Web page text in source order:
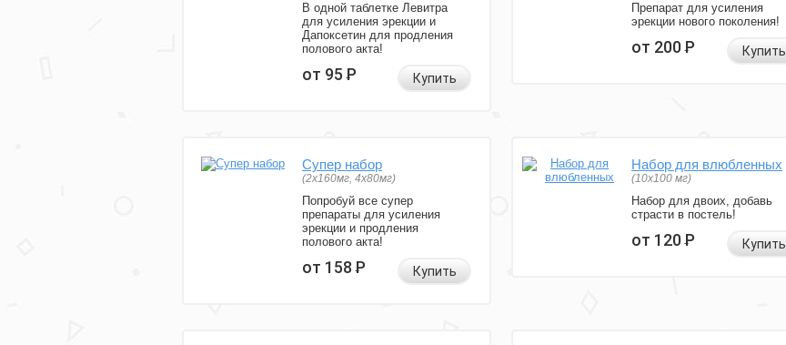
В одной таблетке Левитра
для усиления эрекции и
Дапоксетин для продления
полового акта!
от 95Р Купить
Препарат для усиления
эрекции нового поколения!
от 200Р Купить
Супер набор
(2х160мг, 4х80мг)
Попробуй все супер
препараты для усиления
эрекции и продления
полового акта!
от 158Р Купить
Набор для влюбленных
(10х100 мг)
Набор для двоих, добавь
страсти в постель!
от 120Р Купить